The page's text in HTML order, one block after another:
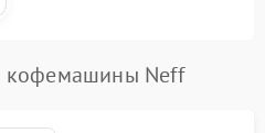
кофемашины Neff